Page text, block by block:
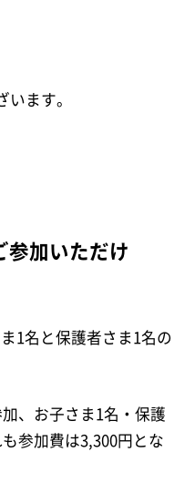
ます。
参加いただけ
1名と保護者さま1名の
、お子さま1名・保護
参加費は3,300円とな